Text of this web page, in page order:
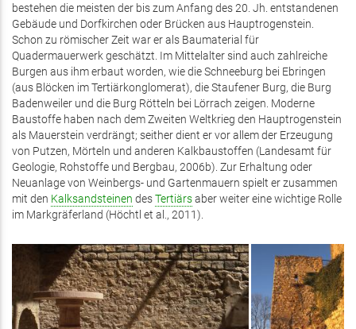
bestehen die meisten der bis zum Anfang des 20. Jh. entstandenen
Gebäude und Dorfkirchen oder Brücken aus Hauptrogenstein.
Schon zu römischer Zeit war er als Baumaterial für
Quadermauerwerk geschätzt. Im Mittelalter sind auch zahlreiche
Burgen aus ihm erbaut worden, wie die Schneeburg bei Ebringen
(aus Blöcken im Tertiärkonglomerat), die Staufener Burg, die Burg
Badenweiler und die Burg Rötteln bei Lörrach zeigen. Moderne
Baustoffe haben nach dem Zweiten Weltkrieg den Hauptrogenstein
als Mauerstein verdrängt; seither dient er vor allem der Erzeugung
von Putzen, Mörteln und anderen Kalkbaustoffen (Landesamt für
Geologie, Rohstoffe und Bergbau, 2006b). Zur Erhaltung oder
Neuanlage von Weinbergs- und Gartenmauern spielt er zusammen
mit den Kalksandsteinen desTertiärsaber weiter eine wichtige Rolle
im Markgräferland (Höchtl et al., 2011).